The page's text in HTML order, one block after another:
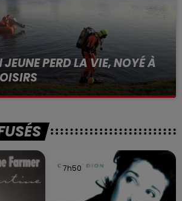
PERD LA VIE, NOYÉ À
à pic
7h50
7h50